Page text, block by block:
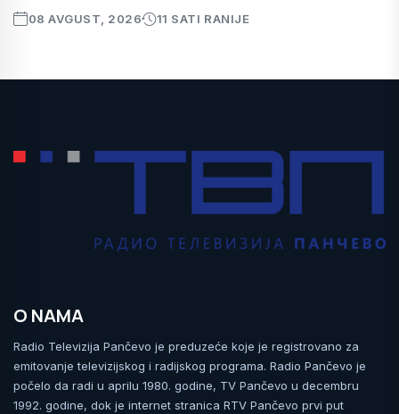
08 AVGUST, 2026 11 SATI RANIJE
O NAMA
Radio Televizija Pančevo je preduzeće koje je registrovano za
emitovanje televizijskog i radijskog programa. Radio Pančevo je
počelo da radi u aprilu 1980. godine, TV Pančevo u decembru
1992. godine, dok je internet stranica RTV Pančevo prvi put